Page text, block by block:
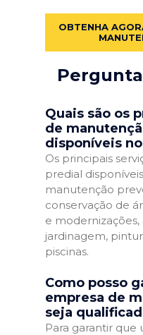
OBTENHA
Quais são os
de
disponíveis
Os principais
predial
manutenção
conservação de
e
jardinagem,
piscinas.
Como posso
empresa de
seja
Para garantir